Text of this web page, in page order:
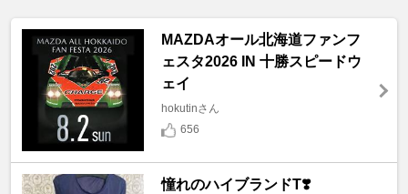
MAZDAオール北海道ファンフ
ェスタ2026 IN 十勝スピードウ
ェイ
hokutinさん
656
憧れのハイブランドT❣️